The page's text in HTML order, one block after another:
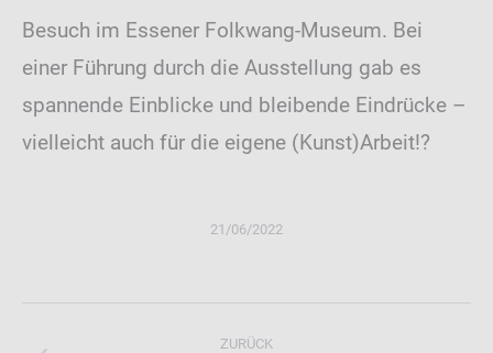
Besuch im Essener Folkwang-Museum. Bei
einer Führung durch die Ausstellung gab es
spannende Einblicke und bleibende Eindrücke –
vielleicht auch für die eigene (Kunst)Arbeit!?
21/06/2022
Kommentarnavigation
ZURÜCK